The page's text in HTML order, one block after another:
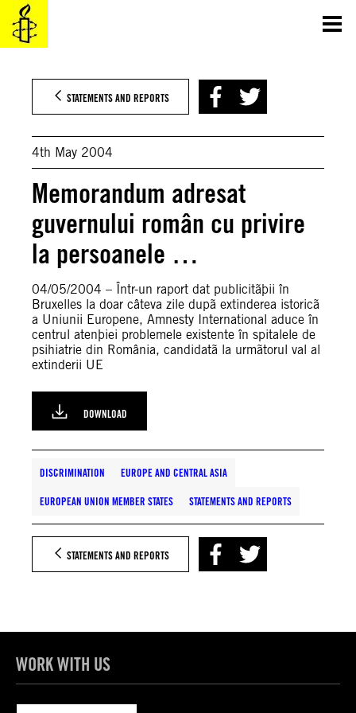
Skip
content
STATEMENTS AND REPORTS
4th May 2004
Memorandum adresat
guvernului român cu privire
la persoanele …
04/05/2004 – Într-un raport dat publicitãþii în
Bruxelles la doar câteva zile dupã extinderea istoricã
a Uniunii Europene, Amnesty International aduce în
centrul atenþiei problemele existente în spitalele de
psihiatrie din România, candidatã la urmãtorul val al
extinderii UE
DOWNLOAD
DISCRIMINATION EUROPE AND CENTRAL ASIA
EUROPEAN UNION MEMBER STATES STATEMENTS AND REPORTS
STATEMENTS AND REPORTS
WORK WITH US